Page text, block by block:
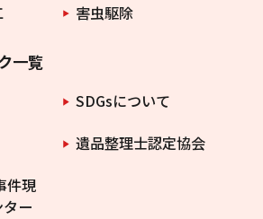
害虫駆除
一覧
SDGsについて
遺品整理士認定協会
件現
ー